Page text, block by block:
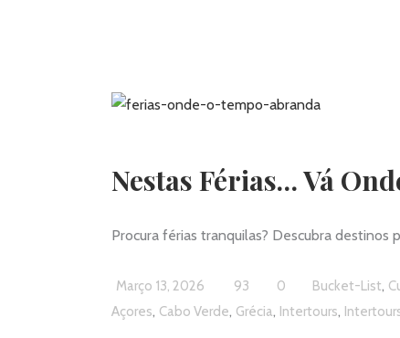
Nestas Férias… Vá
Procura férias tranquilas? Descubra destinos
Março 13, 2026 93 0 Bucket-List,
Açores, Cabo Verde, Grécia, Intertours,